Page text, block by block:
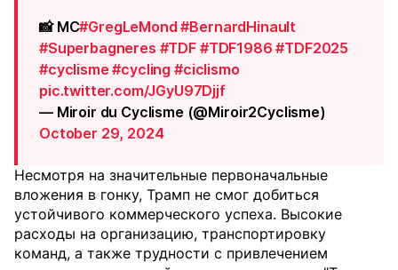
📸 MC#GregLeMond #BernardHinault
#Superbagneres #TDF #TDF1986 #TDF2025
#cyclisme #cycling #ciclismo
pic.twitter.com/JGyU97Djjf
— Miroir du Cyclisme (@Miroir2Cyclisme)
October 29, 2024
Несмотря на значительные первоначальные
вложения в гонку, Трамп не смог добиться
устойчивого коммерческого успеха. Высокие
расходы на организацию, транспортировку
команд, а также трудности с привлечением